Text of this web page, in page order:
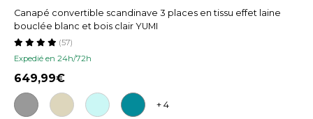
Canapé convertible scandinave 3 places en tissu effet laine
bouclée blanc et bois clair YUMI
Expedié en 24h/72h
(57)
649,99
+ 4